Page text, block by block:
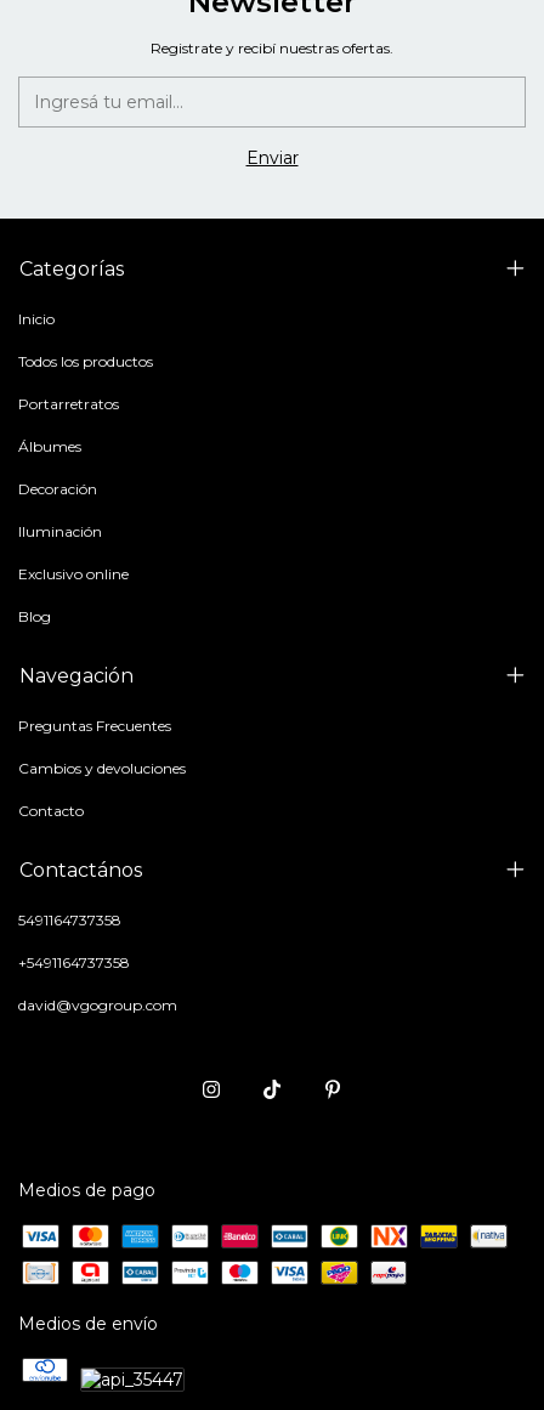
Registrate y recibí nuestras ofertas.
Categorías
Inicio
Todos los productos
Portarretratos
Álbumes
Decoración
Iluminación
Exclusivo online
Blog
Navegación
Preguntas Frecuentes
Cambios y devoluciones
Contacto
Contactános
5491164737358
+5491164737358
david@vgogroup.com
Medios de pago
Medios de envío